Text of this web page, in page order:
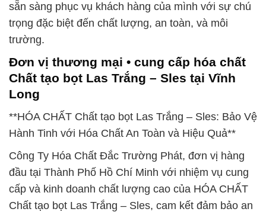
sẵn sàng phục vụ khách hàng của mình với sự chú
trọng đặc biệt đến chất lượng, an toàn, và môi
trường.
Đơn vị thương mại • cung cấp hóa chất
Chất tạo bọt Las Trắng – Sles tại Vĩnh
Long
**HÓA CHẤT Chất tạo bọt Las Trắng – Sles: Bảo Vệ
Hành Tinh với Hóa Chất An Toàn và Hiệu Quả**
Công Ty Hóa Chất Đắc Trường Phát, đơn vị hàng
đầu tại Thành Phố Hồ Chí Minh với nhiệm vụ cung
cấp và kinh doanh chất lượng cao của HÓA CHẤT
Chất tạo bọt Las Trắng – Sles, cam kết đảm bảo an